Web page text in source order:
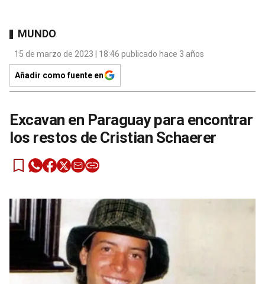
MUNDO
15 de marzo de 2023 | 18:46 publicado hace 3 años
Añadir como fuente en
Excavan en Paraguay para encontrar
los restos de Cristian Schaerer